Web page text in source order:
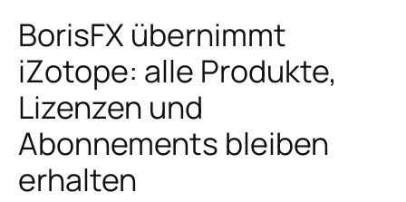
BorisFX übernimmt
iZotope: alle Produkte,
Lizenzen und
Abonnements bleiben
erhalten